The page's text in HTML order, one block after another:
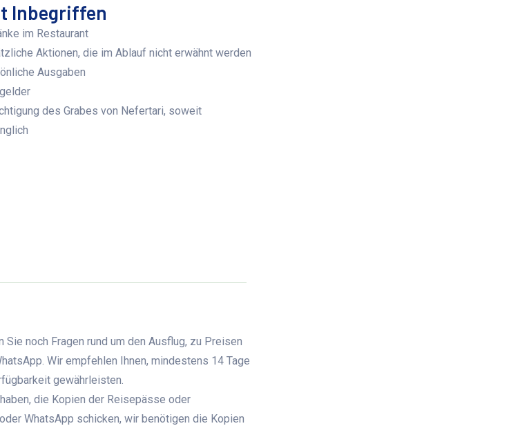
Inbegriffen
im Restaurant
Aktionen, die im Ablauf nicht erwähnt werden
Ausgaben
des Grabes von Nefertari, soweit
noch Fragen rund um den Ausflug, zu Preisen
Wir empfehlen Ihnen, mindestens 14 Tage
gewährleisten.
die Kopien der Reisepässe oder
WhatsApp schicken, wir benötigen die Kopien